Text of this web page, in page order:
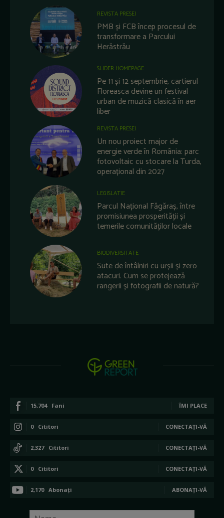
REVISTA PRESEI
PMB și FCB încep procesul de
transformare a Parcului
Herăstrău
SLIDER HOMEPAGE
Pe 11 și 12 septembrie, cartierul
Floreasca devine un festival
urban de muzică clasică în aer
liber
REVISTA PRESEI
Un nou proiect major de
energie verde în România: parc
fotovoltaic cu stocare la Turda,
operațional din 2027
LEGISLATIE
Parcul Național Făgăraș, între
promisiunea prosperității și
temerile comunităților locale
BIODIVERSITATE
Sute de întâlniri cu urșii și zero
atacuri. Cum se protejează
rangerii și fotografii de natură?
15,704 Fani ÎMI PLACE
0 Cititori CONECTAȚI-VĂ
2,327 Cititori CONECTAȚI-VĂ
0 Cititori CONECTAȚI-VĂ
2,170 Abonați ABONAȚI-VĂ